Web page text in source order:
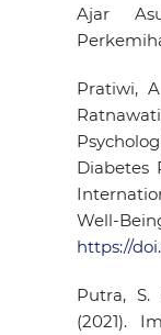
Ajar
Pratiwi,
Diabetes
Well-
https://
Putra, S.
(2021).